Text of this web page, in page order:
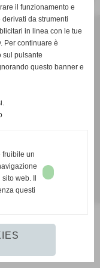
e Dopo di Noi"
il funzionamento e
da strumenti
in linea con le tue
Per continuare è
sul pulsante
questo banner e
fruibile un
web. Il
questi